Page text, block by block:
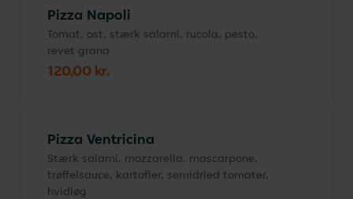
Pizza Napoli
Tomat, ost, stærk salami, rucola, pesto,
revet grana
120,00 kr.
Pizza Ventricina
Stærk salami, mozzarella, mascarpone,
trøffelsauce, kartofler, semidried tomater,
hvidløg